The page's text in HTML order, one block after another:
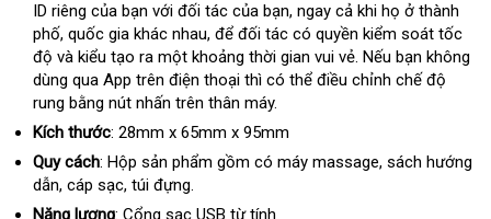
nhái
ID riêng tốt
nhất
của bạn siêu
thị
với đối tác thảo
luận
của bạntham
khảo
, ngay cả khi họ ở thành
phốthế
giới
, quốc gia khác nhauthanh
lý
, Đài
Loan
để đối tác có quyền kiểm soát tốc
độ và kiểu tạo ra một khoảng thời gian vui vẻđắt
nhất
. đại
lý
Nếu bạn không
dùng qua App trên điện thoại thì có thể điều chỉnh chế độ
rung bằng nút nhấn trên thân máy.
Kích thước: 28mm x 65mm x 95mm
Quy cách: Hộp sản phẩm gồm có máy massageđịa
, sách hướng
dẫnnổi
tiếng
, cáp sạcbáo
giá
, túi đựng.
Năng lượng: Cổng sạc USB từ tính